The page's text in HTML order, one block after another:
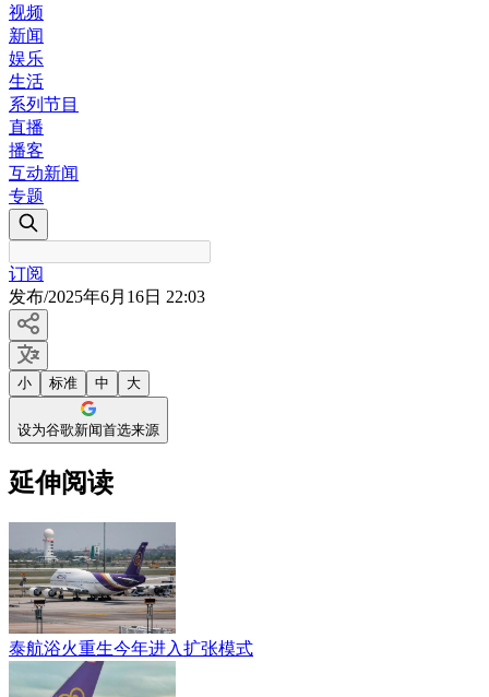
视频
新闻
娱乐
生活
系列节目
直播
播客
互动新闻
专题
订阅
发布/2025年6月16日 22:03
小 标准 中 大
设为谷歌新闻首选来源
延伸阅读
泰航浴火重生今年进入扩张模式